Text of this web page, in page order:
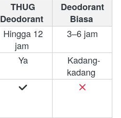
THUG
Deodorant
Deodorant
Biasa
jam
3–6 jam
Ya
kadang